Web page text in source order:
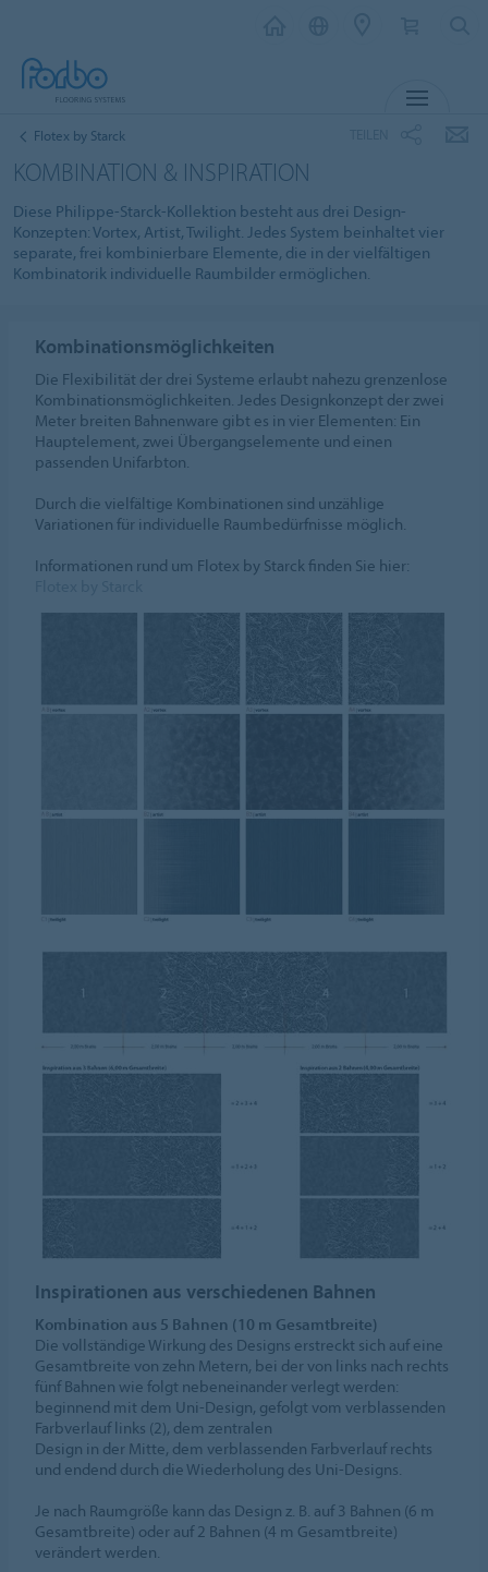
Flotex by Starck
KOMBINATION & INSPIRATION
Diese Philippe-Starck-Kollektion besteht aus drei Design-
Konzepten: Vortex, Artist, Twilight. Jedes System beinhaltet vier
separate, frei kombinierbare Elemente, die in der vielfältigen
Kombinatorik individuelle Raumbilder ermöglichen.
Kombinationsmöglichkeiten
Die Flexibilität der drei Systeme erlaubt nahezu grenzenlose
Kombinationsmöglichkeiten. Jedes Designkonzept der zwei
Meter breiten Bahnenware gibt es in vier Elementen: Ein
Hauptelement, zwei Übergangselemente und einen
passenden Unifarbton.
Durch die vielfältige Kombinationen sind unzählige
Variationen für individuelle Raumbedürfnisse möglich.
Informationen rund um Flotex by Starck finden Sie hier:
Inspirationen aus verschiedenen Bahnen
Kombination aus 5 Bahnen (10 m Gesamtbreite)
Die vollständige Wirkung des Designs erstreckt sich auf eine
Gesamtbreite von zehn Metern, bei der von links nach rechts
fünf Bahnen wie folgt nebeneinander verlegt werden:
beginnend mit dem Uni-Design, gefolgt vom verblassenden
Farbverlauf links (2), dem zentralen
Design in der Mitte, dem verblassenden Farbverlauf rechts
und endend durch die Wiederholung des Uni-Designs.
Je nach Raumgröße kann das Design z. B. auf 3 Bahnen (6 m
Gesamtbreite) oder auf 2 Bahnen (4 m Gesamtbreite)
verändert werden.